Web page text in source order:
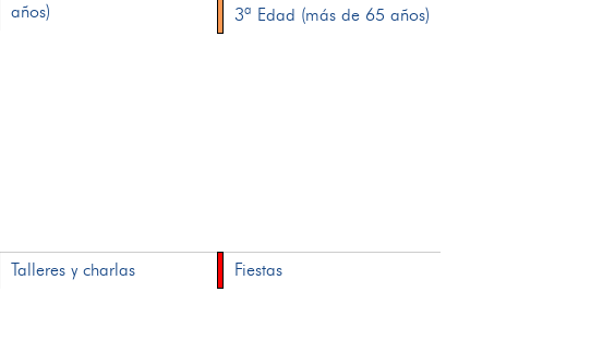
años)
3ª Edad (más de 65 años)
Talleres y charlas
Fiestas